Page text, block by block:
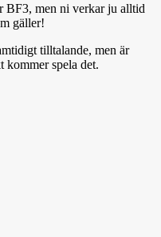
BF3, men ni verkar ju alltid
gäller!
tilltalande, men är
kommer spela det.